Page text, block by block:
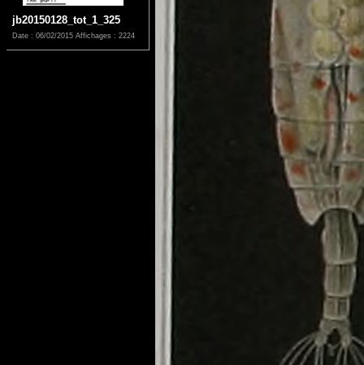
jb20150128_tot_1_325
Date : 06/02/2015 Affichages : 2224